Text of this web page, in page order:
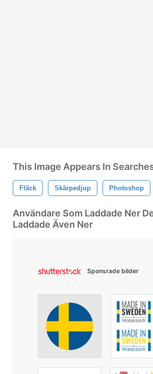
This Image Appears In
Fläck Skärpedjup Photoshop
Användare Som Laddade Ner
Laddade Även Ner
Sponsrade bilder